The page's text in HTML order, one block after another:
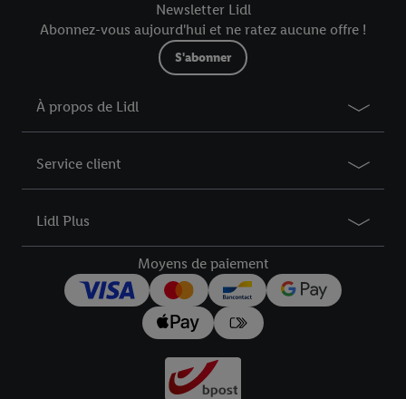
Newsletter Lidl
Abonnez-vous aujourd'hui et ne ratez aucune offre !
S'abonner
À propos de Lidl
Service client
Lidl Plus
Moyens de paiement